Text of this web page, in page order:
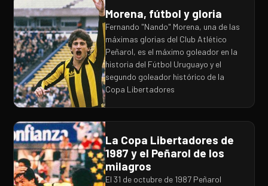
Morena, fútbol y gloria
Fernando "Nando" Morena, una de las
máximas glorias del Club Atlético
Peñarol, es el máximo goleador en la
historia del Fútbol Uruguayo y el
segundo goleador histórico de la
Copa Libertadores
La Copa Libertadores de
1987 y el Peñarol de los
milagros
El 31 de octubre de 1987 Peñarol